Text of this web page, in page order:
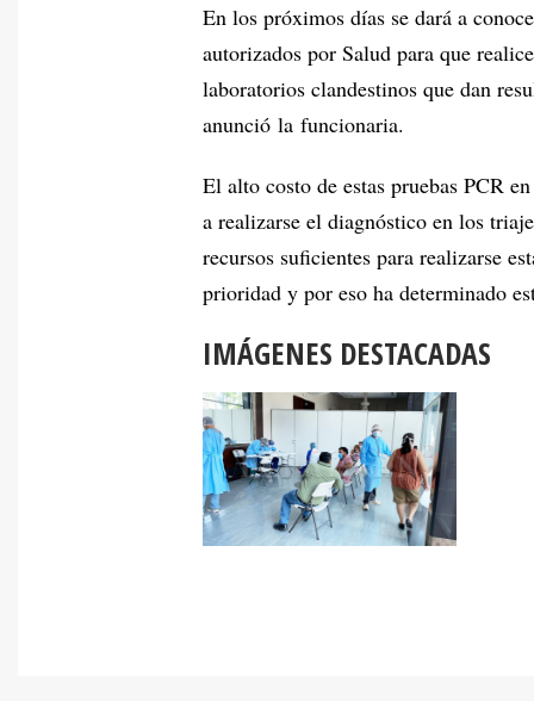
En los próximos días se dará a
autorizados por Salud para que
laboratorios clandestinos que dan
anunció la funcionaria.
El alto costo de estas pruebas PCR
a realizarse el diagnóstico en los
recursos suficientes para realizarse
prioridad y por eso ha determinado
IMÁGENES DESTACADAS